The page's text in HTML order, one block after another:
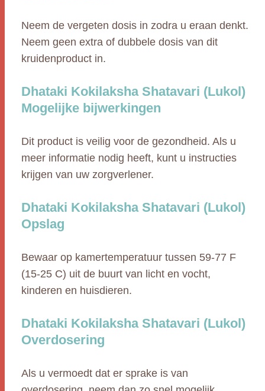
Neem de vergeten dosis in zodra u eraan denkt.
Neem geen extra of dubbele dosis van dit
kruidenproduct in.
Dhataki Kokilaksha Shatavari (Lukol)
Mogelijke bijwerkingen
Dit product is veilig voor de gezondheid. Als u
meer informatie nodig heeft, kunt u instructies
krijgen van uw zorgverlener.
Dhataki Kokilaksha Shatavari (Lukol)
Opslag
Bewaar op kamertemperatuur tussen 59-77 F
(15-25 C) uit de buurt van licht en vocht,
kinderen en huisdieren.
Dhataki Kokilaksha Shatavari (Lukol)
Overdosering
Als u vermoedt dat er sprake is van